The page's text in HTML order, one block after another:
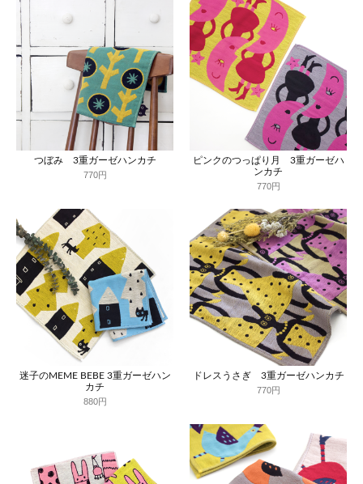
つぼみ 3重ガーゼハンカチ
770円
ピンクのつっぱり月 3重ガーゼハ
ンカチ
770円
迷子のMEME BEBE 3重ガーゼハン
カチ
880円
ドレスうさぎ 3重ガーゼハンカチ
770円